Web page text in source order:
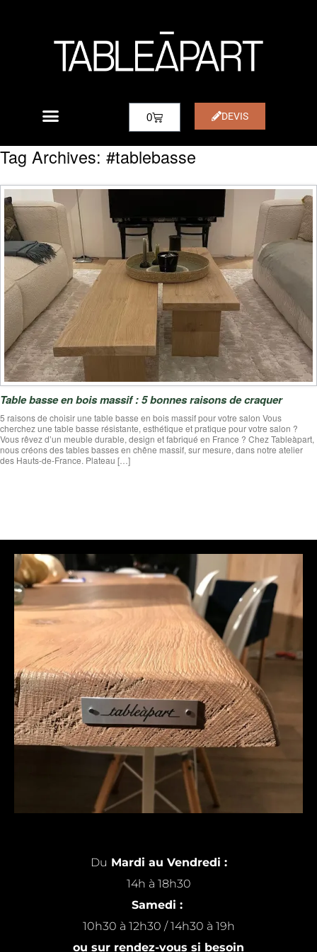
0 DEVIS
Tag Archives: #tablebasse
Table basse en bois massif : 5 bonnes raisons de craquer
5 raisons de choisir une table basse en bois massif pour votre salon Vous
cherchez une table basse résistante, esthétique et pratique pour votre salon ?
Vous rêvez d’un meuble durable, design et fabriqué en France ? Chez Tableàpart,
nous créons des tables basses en chêne massif, sur mesure, dans notre atelier
des Hauts-de-France. Plateau […]
Du Mardi au Vendredi :
14h à 18h30
Samedi :
10h30 à 12h30 / 14h30 à 19h
ou sur rendez-vous si besoin